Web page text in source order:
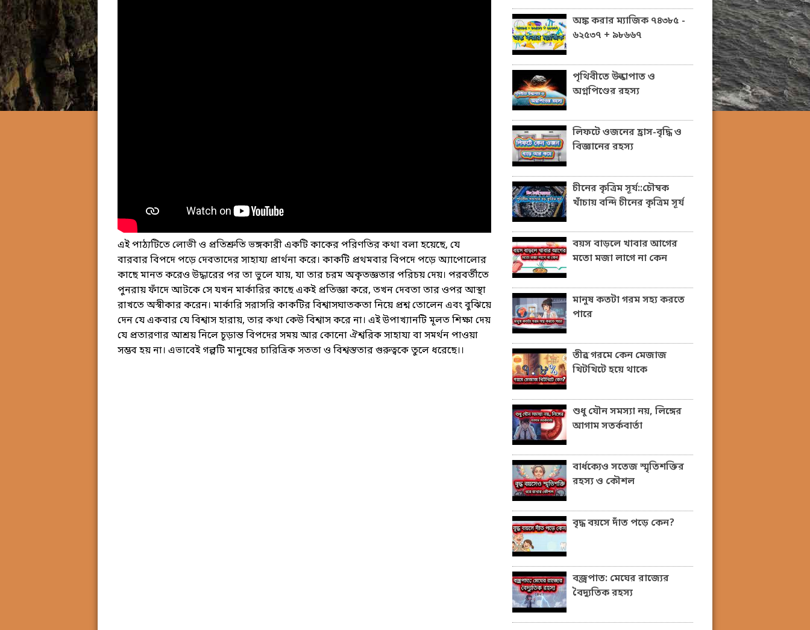
এই পাঠ্যটিতে লোভী ও প্রতিশ্রুতি ভঙ্গকারী একটি কাকের পরিণতির কথা বলা হয়েছে, যে
বারবার বিপদে পড়ে দেবতাদের সাহায্য প্রার্থনা করে। কাকটি প্রথমবার বিপদে পড়ে অ্যাপোলোর
কাছে মানত করেও উদ্ধারের পর তা ভুলে যায়, যা তার চরম অকৃতজ্ঞতার পরিচয় দেয়। পরবর্তীতে
পুনরায় ফাঁদে আটকে সে যখন মার্কারির কাছে একই প্রতিজ্ঞা করে, তখন দেবতা তার ওপর আস্থা
রাখতে অস্বীকার করেন। মার্কারি সরাসরি কাকটির বিশ্বাসঘাতকতা নিয়ে প্রশ্ন তোলেন এবং বুঝিয়ে
দেন যে একবার যে বিশ্বাস হারায়, তার কথা কেউ বিশ্বাস করে না। এই উপাখ্যানটি মূলত শিক্ষা দেয়
যে প্রতারণার আশ্রয় নিলে চূড়ান্ত বিপদের সময় আর কোনো ঐশ্বরিক সাহায্য বা সমর্থন পাওয়া
সম্ভব হয় না। এভাবেই গল্পটি মানুষের চারিত্রিক সততা ও বিশ্বস্ততার গুরুত্বকে তুলে ধরেছে।।
অঙ্ক করার ম্যাজিক ৭৪৩৮৫ -
৬২৫৩৭ + ৯৮৬৬৭
পৃথিবীতে উল্কাপাত ও
অগ্নপিণ্ডের রহস্য
লিফটে ওজনের হ্রাস-বৃদ্ধি ও
বিজ্ঞানের রহস্য
চীনের কৃত্রিম সূর্য::চৌম্বক
খাঁচায় বন্দি চীনের কৃত্রিম সূর্য
বয়স বাড়লে খাবার আগের
মতো মজা লাগে না কেন
মানুষ কতটা গরম সহ্য করতে
পারে
তীব্র গরমে কেন মেজাজ
খিটখিটে হয়ে থাকে
শুধু যৌন সমস্যা নয়, লিঙ্গের
আগাম সতর্কবার্তা
বার্ধক্যেও সতেজ স্মৃতিশক্তির
রহস্য ও কৌশল
বৃদ্ধ বয়সে দাঁত পড়ে কেন?
বজ্রপাত: মেঘের রাজ্যের
বৈদ্যুতিক রহস্য